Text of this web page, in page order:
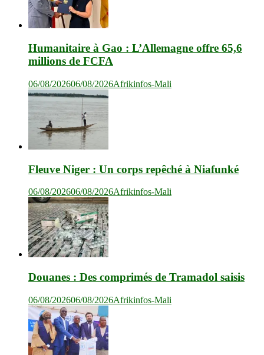
Humanitaire à Gao : L’Allemagne offre 65,6
millions de FCFA
06/08/202606/08/2026Afrikinfos-Mali
Fleuve Niger : Un corps repêché à Niafunké
06/08/202606/08/2026Afrikinfos-Mali
Douanes : Des comprimés de Tramadol saisis
06/08/202606/08/2026Afrikinfos-Mali